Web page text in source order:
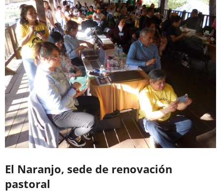
El Naranjo, sede de renovación
pastoral